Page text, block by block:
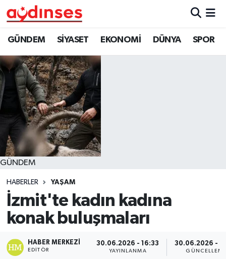
GÜNDEM SİYASET EKONOMİ DÜNYA SPOR
GÜNDEM
HABERLER YAŞAM
İzmit'te kadın kadına
konak buluşmaları
HABER MERKEZI
EDITÖR
30.06.2026 - 16:33
YAYINLANMA
30.06.2026 -
GÜNDEM
SİYASET
EKONOMİ
DÜNYA
SPOR
MAGAZİN
YAŞAM
Nöbetçi Eczaneler
Hava Durumu
Aydin Namaz Vakitleri
Trafik Durumu
Süper Lig Puan Durumu ve Fikstür
Tüm Manşetler
Son Dakika Haberleri
Haber Arşivi